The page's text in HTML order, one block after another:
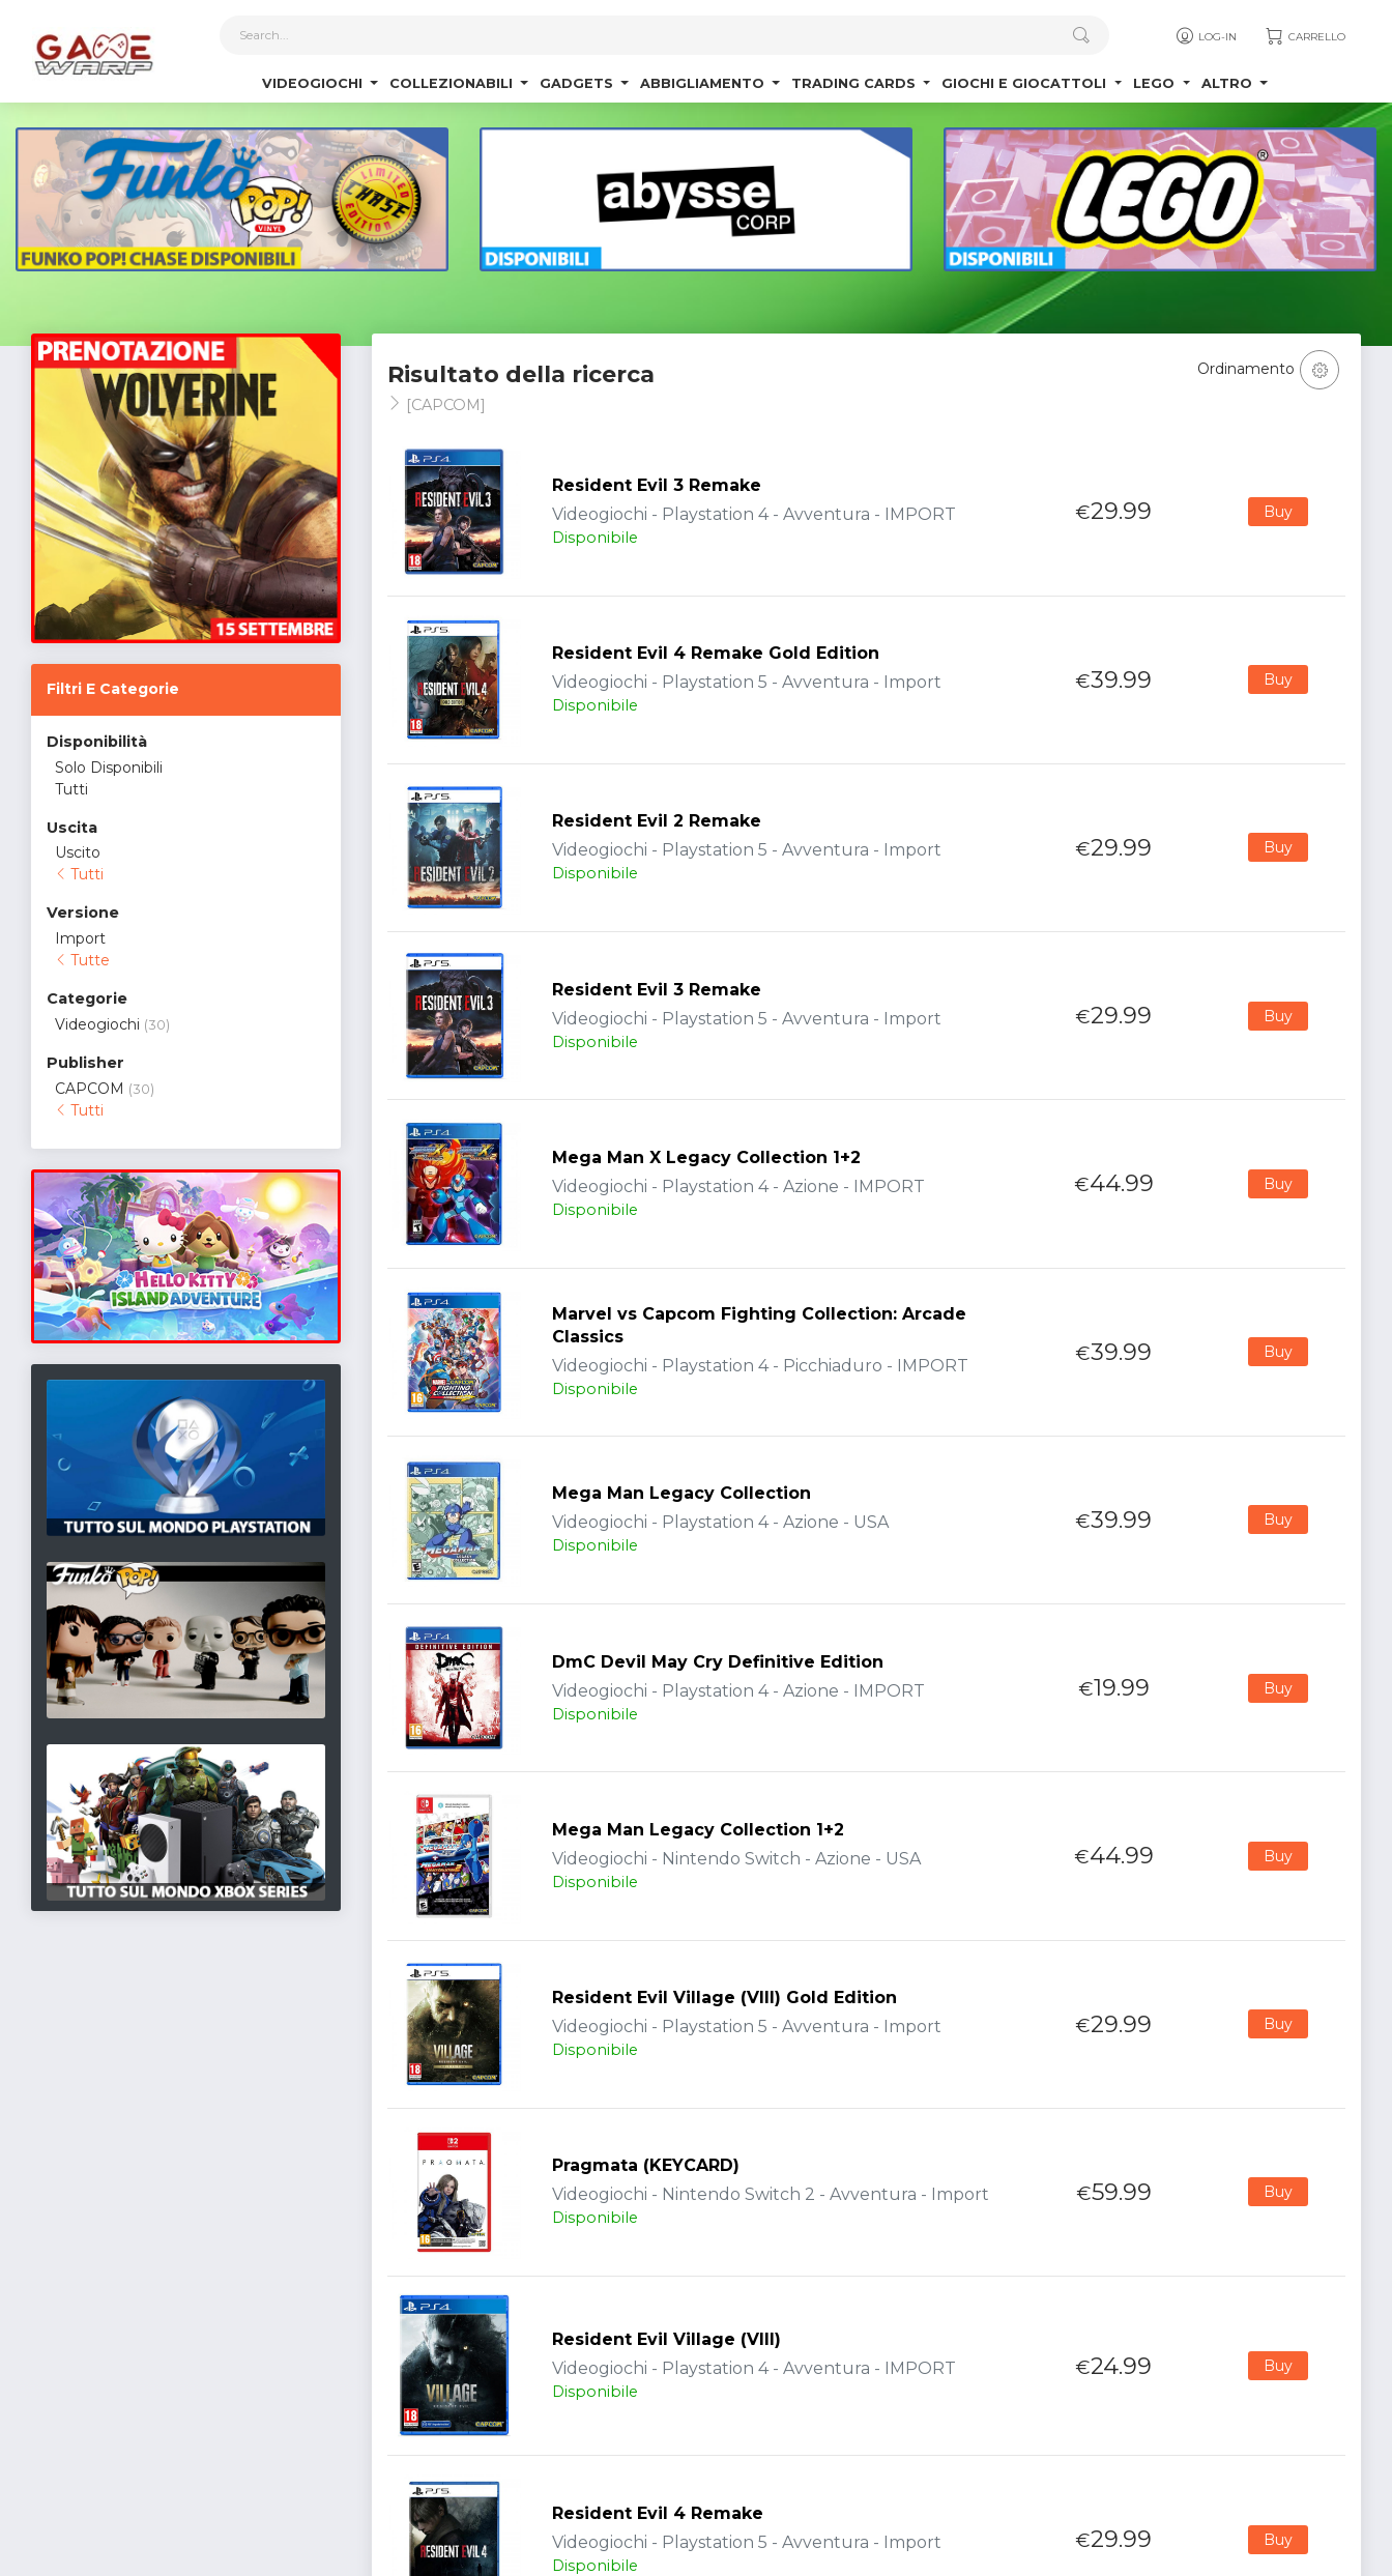
LOG-IN CARRELLO
VIDEOGIOCHI COLLEZIONABILI GADGETS ABBIGLIAMENTO TRADING CARDS GIOCHI E GIOCATTOLI LEGO ALTRO
Filtri E Categorie
Disponibilità
Solo Disponibili
Tutti
Uscita
Uscito
Tutti
Versione
Import
Tutte
Categorie
Videogiochi (30)
Publisher
CAPCOM (30)
Tutti
Risultato della ricerca
[CAPCOM]
Ordinamento
Resident Evil 3 Remake
Videogiochi - Playstation 4 - Avventura - IMPORT
Disponibile
€29.99 Buy
Resident Evil 4 Remake Gold Edition
Videogiochi - Playstation 5 - Avventura - Import
Disponibile
€39.99 Buy
Resident Evil 2 Remake
Videogiochi - Playstation 5 - Avventura - Import
Disponibile
€29.99 Buy
Resident Evil 3 Remake
Videogiochi - Playstation 5 - Avventura - Import
Disponibile
€29.99 Buy
Mega Man X Legacy Collection 1+2
Videogiochi - Playstation 4 - Azione - IMPORT
Disponibile
€44.99 Buy
Marvel vs Capcom Fighting Collection: Arcade
Classics
Videogiochi - Playstation 4 - Picchiaduro - IMPORT
Disponibile
€39.99 Buy
Mega Man Legacy Collection
Videogiochi - Playstation 4 - Azione - USA
Disponibile
€39.99 Buy
DmC Devil May Cry Definitive Edition
Videogiochi - Playstation 4 - Azione - IMPORT
Disponibile
€19.99 Buy
Mega Man Legacy Collection 1+2
Videogiochi - Nintendo Switch - Azione - USA
Disponibile
€44.99 Buy
Resident Evil Village (VIII) Gold Edition
Videogiochi - Playstation 5 - Avventura - Import
Disponibile
€29.99 Buy
Pragmata (KEYCARD)
Videogiochi - Nintendo Switch 2 - Avventura - Import
Disponibile
€59.99 Buy
Resident Evil Village (VIII)
Videogiochi - Playstation 4 - Avventura - IMPORT
Disponibile
€24.99 Buy
Resident Evil 4 Remake
Videogiochi - Playstation 5 - Avventura - Import
Disponibile
€29.99 Buy